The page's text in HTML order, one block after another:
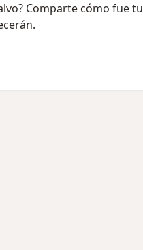
Comparte cómo fue tu